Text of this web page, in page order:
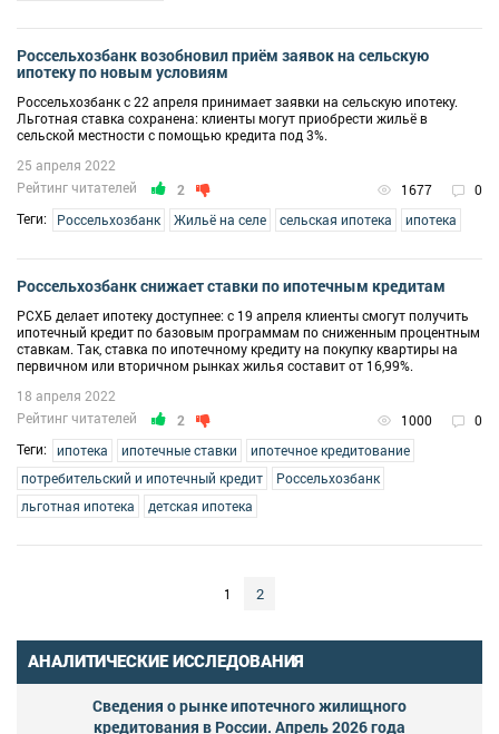
Россельхозбанк возобновил приём заявок на сельскую
ипотеку по новым условиям
Россельхозбанк с 22 апреля принимает заявки на сельскую ипотеку.
Льготная ставка сохранена: клиенты могут приобрести жильё в
сельской местности с помощью кредита под 3%.
Рейтинг читателей 2 1677 0
25 апреля 2022
Теги: Россельхозбанк Жильё на селе сельская ипотека ипотека
Россельхозбанк снижает ставки по ипотечным кредитам
РСХБ делает ипотеку доступнее: с 19 апреля клиенты смогут получить
ипотечный кредит по базовым программам по сниженным процентным
ставкам. Так, ставка по ипотечному кредиту на покупку квартиры на
первичном или вторичном рынках жилья составит от 16,99%.
Рейтинг читателей 2 1000 0
18 апреля 2022
Теги: ипотека ипотечные ставки
ипотечное кредитование
потребительский и ипотечный кредит
Россельхозбанк
льготная ипотека
детская ипотека
1 2
АНАЛИТИЧЕСКИЕ ИССЛЕДОВАНИЯ
Сведения о рынке ипотечного жилищного
кредитования в России. Апрель 2026 года